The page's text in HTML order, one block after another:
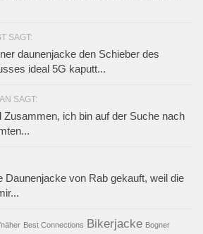
SAGT:
daunenjacke den Schieber des
ideal 5G kaputt...
SAGT:
Zusammen, ich bin auf der Suche nach
Daunenjacke von Rab gekauft, weil die
Best Connections Bikerjacke Bogner